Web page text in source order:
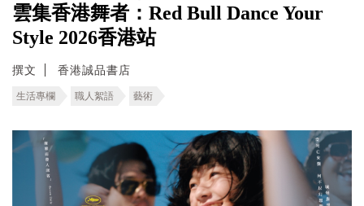
雲集香港舞者：Red Bull Dance Your
Style 2026香港站
撰文 香港誠品書店
生活專欄 職人絮語 藝術